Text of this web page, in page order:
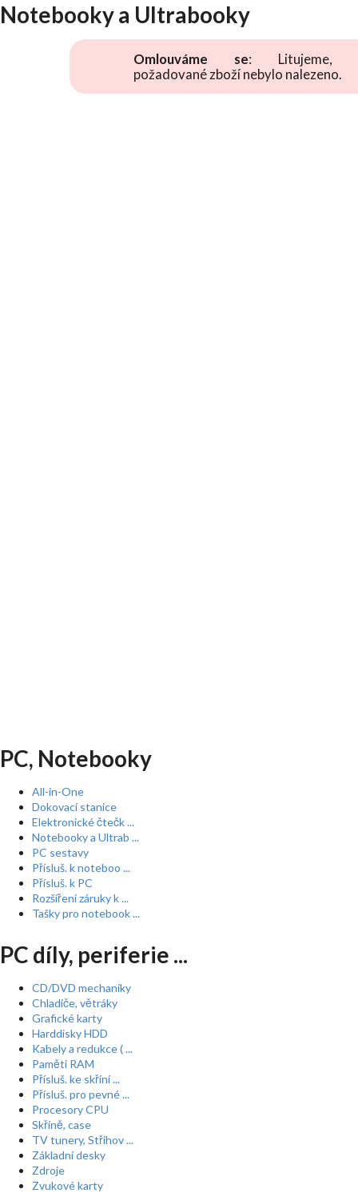
Notebooky a Ultrabooky
Omlouváme se: Litujeme,
požadované zboží nebylo nalezeno.
PC, Notebooky
All-in-One
Dokovací stanice
Elektronické čtečk ...
Notebooky a Ultrab ...
PC sestavy
Přísluš. k noteboo ...
Přísluš. k PC
Rozšíření záruky k ...
Tašky pro notebook ...
PC díly, periferie ...
CD/DVD mechaniky
Chladiče, větráky
Grafické karty
Harddisky HDD
Kabely a redukce ( ...
Paměti RAM
Přísluš. ke skříní ...
Přísluš. pro pevné ...
Procesory CPU
Skříně, case
TV tunery, Střihov ...
Základní desky
Zdroje
Zvukové karty